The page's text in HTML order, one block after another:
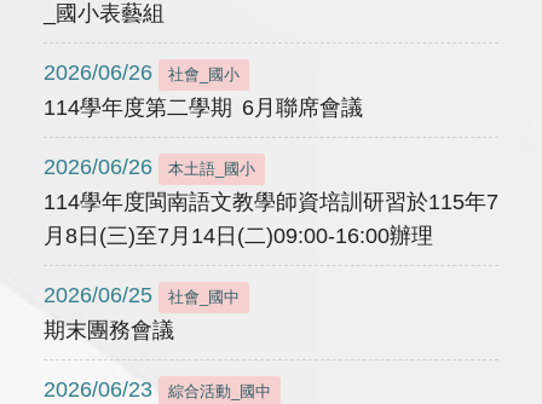
_國小表藝組
2026/06/26 社會_國小
114學年度第二學期 6月聯席會議
2026/06/26 本土語_國小
114學年度閩南語文教學師資培訓研習於115年7
月8日(三)至7月14日(二)09:00-16:00辦理
2026/06/25 社會_國中
期末團務會議
2026/06/23 綜合活動_國中